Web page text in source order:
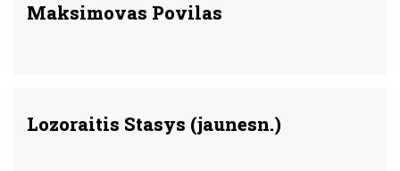
Maksimovas Povilas
Lozoraitis Stasys (jaunesn.)